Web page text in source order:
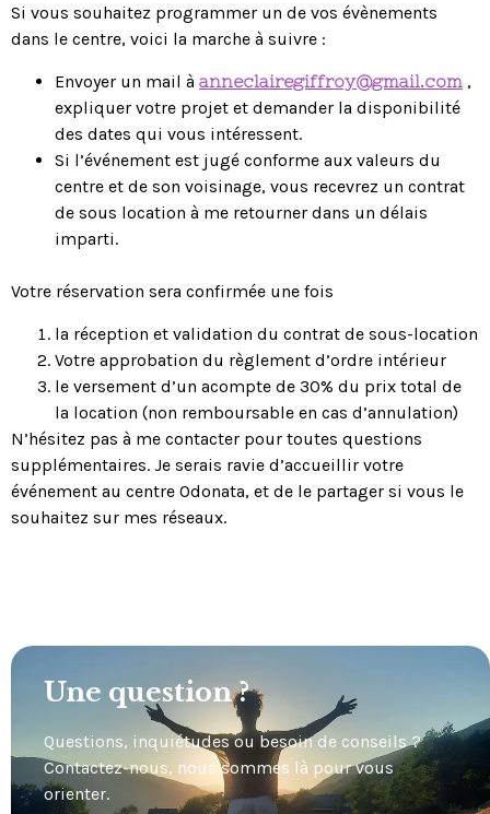
Si vous souhaitez programmer un de vos évènements
dans le centre, voici la marche à suivre :
Envoyer un mail à anneclairegiffroy@gmail.com ,
expliquer votre projet et demander la disponibilité
des dates qui vous intéressent.
Si l’événement est jugé conforme aux valeurs du
centre et de son voisinage, vous recevrez un contrat
de sous location à me retourner dans un délais
imparti.
Votre réservation sera confirmée une fois
la réception et validation du contrat de sous-location
Votre approbation du règlement d’ordre intérieur
le versement d’un acompte de 30% du prix total de
la location (non remboursable en cas d’annulation)
N’hésitez pas à me contacter pour toutes questions
supplémentaires. Je serais ravie d’accueillir votre
événement au centre Odonata, et de le partager si vous le
souhaitez sur mes réseaux.
Une question ?
Questions, inquiétudes ou besoin de conseils ?
Contactez-nous, nous sommes là pour vous
orienter.